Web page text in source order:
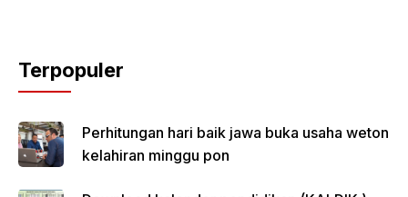
Terpopuler
Perhitungan hari baik jawa buka usaha weton
kelahiran minggu pon